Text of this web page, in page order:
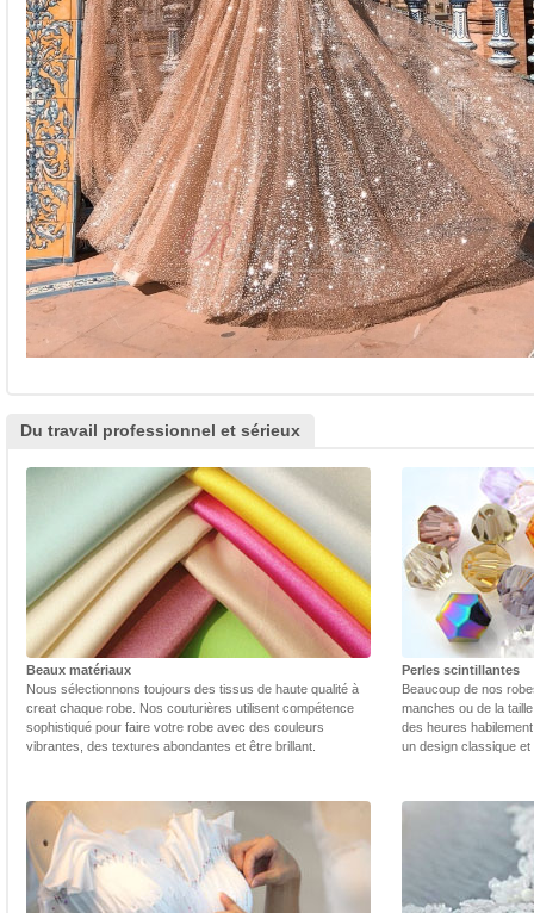
Du travail professionnel et sérieux
Beaux matériaux
Nous sélectionnons toujours des tissus de haute qualité à
creat chaque robe. Nos couturières utilisent compétence
sophistiqué pour faire votre robe avec des couleurs
vibrantes, des textures abondantes et être brillant.
Perles scintillantes
Beaucoup de nos
manches ou de la
des heures
un design classique